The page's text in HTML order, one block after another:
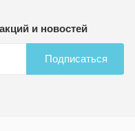
и новостей
Подписаться